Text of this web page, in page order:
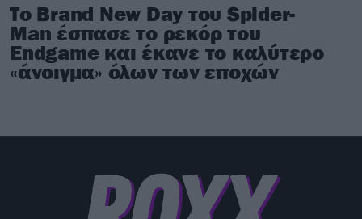
Το Brand New Day του Spider-
Man έσπασε το ρεκόρ του
Endgame και έκανε το καλύτερο
«άνοιγμα» όλων των εποχών